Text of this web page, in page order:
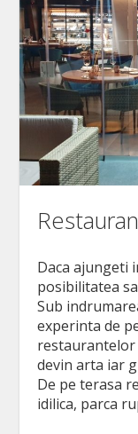
Daca ajungeti
posibilitatea
Sub
experinta de
restaurantelor
devin arta iar
De pe terasa
idilica, parca